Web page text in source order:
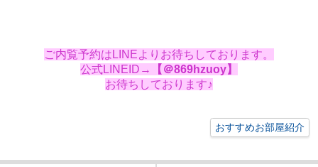
ご内覧予約はLINEよりお待ちしております。
公式LINEID→
【＠869hzuoy】
お待ちしております♪
おすすめお部屋紹介